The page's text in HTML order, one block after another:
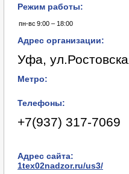
Режим работы:
пн-вс 9:00 – 18:00
Адрес организации:
Уфа,
Метро:
Телефоны:
+7(937) 317-7069
Адрес сайта:
1tex02nadzor.ru/us3/